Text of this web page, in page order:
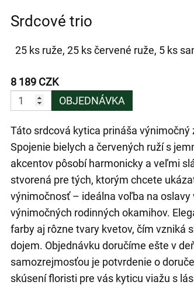
Srdcové trio
25 ks ruže, 25 ks červené ruže, 5 ks
8 189 CZK
OBJEDNÁVKA
Táto srdcová kytica prináša
Spojenie bielych a červených ruží s
akcentov pôsobí harmonicky a veľmi
stvorená pre tých, ktorým chcete
výnimočnosť – ideálna voľba na oslavy
výnimočných rodinných okamihov.
farby aj rôzne tvary kvetov, čím vzniká
dojem. Objednávku doručíme ešte v
samozrejmosťou je potvrdenie o
skúsení floristi pre vás kyticu viažu s